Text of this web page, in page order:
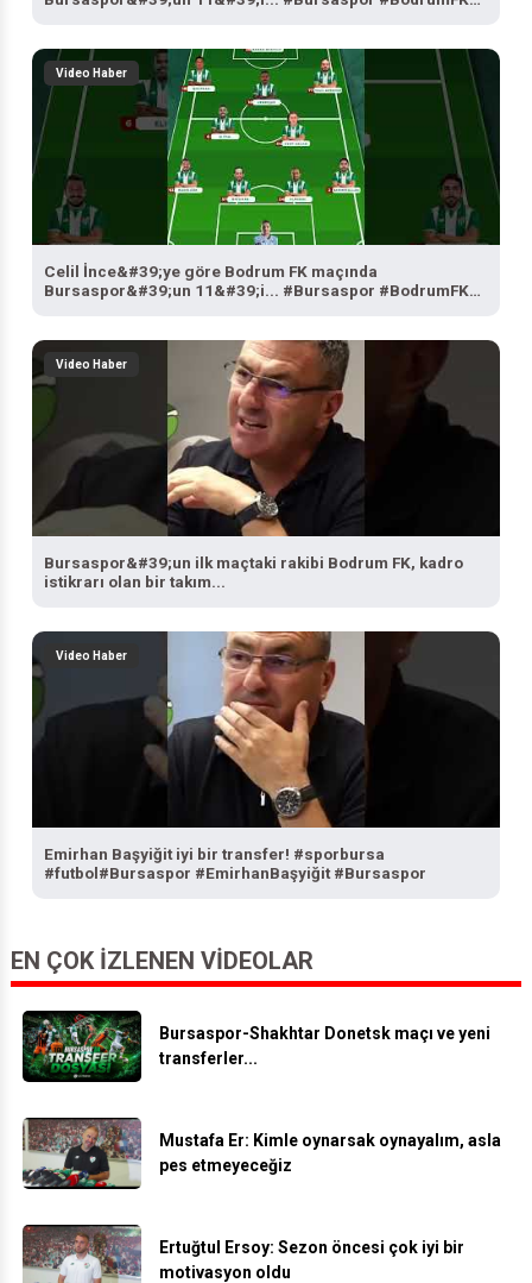
Video Haber
Celil İnce&#39;ye göre Bodrum FK maçında
Bursaspor&#39;un 11&#39;i... #Bursaspor #BodrumFK
Video Haber
Bursaspor&#39;un ilk maçtaki rakibi Bodrum FK, kadro
istikrarı olan bir takım...
Video Haber
Emirhan Başyiğit iyi bir transfer! #sporbursa
#futbol#Bursaspor #EmirhanBaşyiğit #Bursaspor
EN ÇOK İZLENEN VIDEOLAR
Bursaspor-Shakhtar Donetsk maçı ve yeni
transferler...
Mustafa Er: Kimle oynarsak oynayalım, asla
pes etmeyeceğiz
Ertuğtul Ersoy: Sezon öncesi çok iyi bir
motivasyon oldu